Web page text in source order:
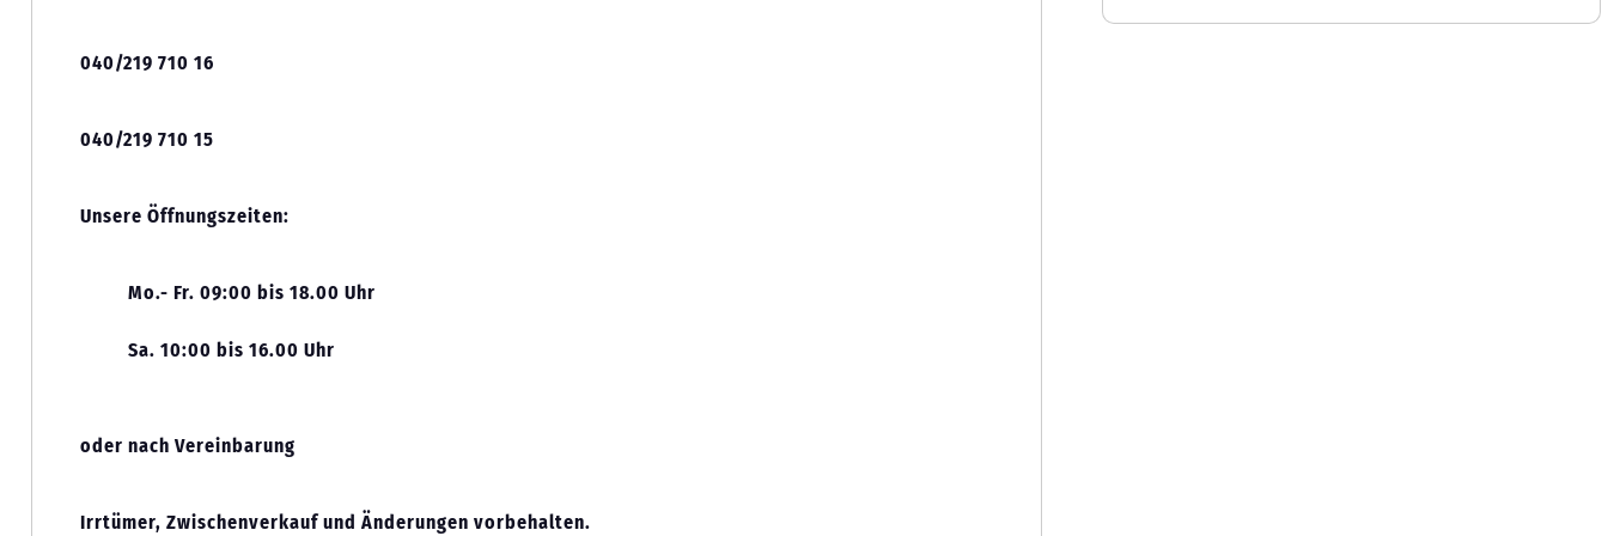
040/219 710 16
040/219 710 15
Unsere Öffnungszeiten:
Mo.- Fr. 09:00 bis 18.00 Uhr
Sa. 10:00 bis 16.00 Uhr
oder nach Vereinbarung
Irrtümer, Zwischenverkauf und Änderungen vorbehalten.